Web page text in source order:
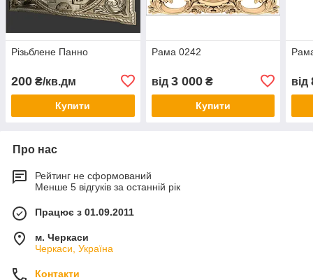
Різьблене Панно
200 ₴/кв.дм
Купити
Рама 0242
від 3 000₴
Купити
від
Про нас
Рейтинг не сформований
Менше 5 відгуків за останній рік
Працює з 01.09.2011
м. Черкаси
Черкаси, Україна
Контакти